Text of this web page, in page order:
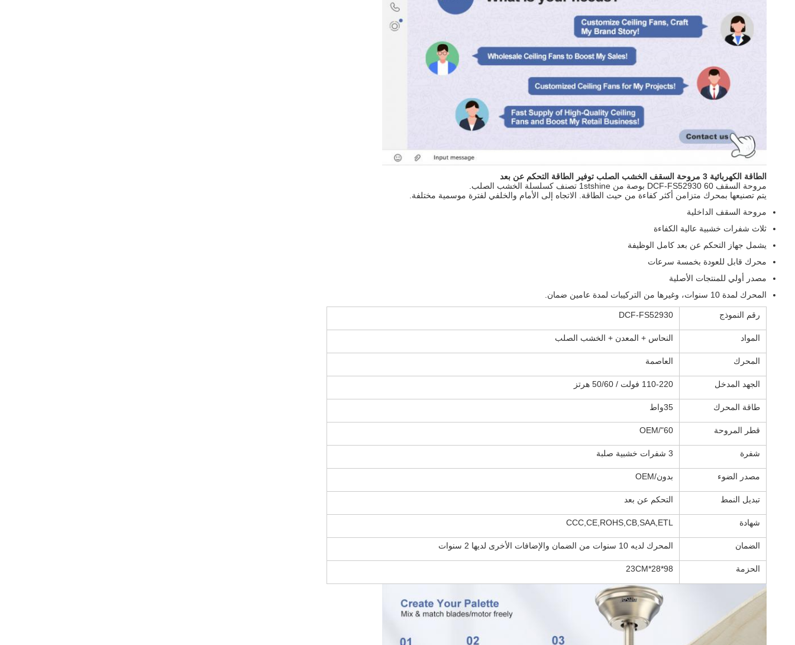
الطاقة الكهربائية 3 مروحة السقف الخشب الصلب توفير الطاقة التحكم عن بعد
مروحة السقف DCF-FS52930 60 بوصة من 1stshine تصنف كسلسلة الخشب الصلب.
يتم تصنيعها بمحرك متزامن أكثر كفاءة من حيث الطاقة. الاتجاه إلى الأمام والخلفي لفترة موسمية مختلفة.
مروحة السقف الداخلية
ثلاث شفرات خشبية عالية الكفاءة
يشمل جهاز التحكم عن بعد كامل الوظيفة
محرك قابل للعودة بخمسة سرعات
مصدر أولي للمنتجات الأصلية
المحرك لمدة 10 سنوات، وغيرها من التركيبات لمدة عامين ضمان.
رقم النموذج DCF-FS52930
المواد النحاس + المعدن + الخشب الصلب
المحرك العاصمة
الجهد المدخل 110-220 فولت / 50/60 هرتز
طاقة المحرك 35واط
قطر المروحة 60"/OEM
شفرة 3 شفرات خشبية صلبة
مصدر الضوء بدون/OEM
تبديل النمط التحكم عن بعد
شهادة CCC,CE,ROHS,CB,SAA,ETL
الضمان المحرك لديه 10 سنوات من الضمان والإضافات الأخرى لديها 2 سنوات
الحزمة 98*28*23CM